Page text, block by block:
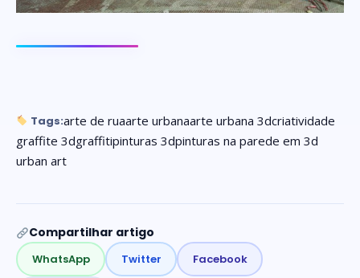
Tags:arte de ruaarte urbanaarte urbana 3dcriatividade
graffite 3dgraffitipinturas 3dpinturas na parede em 3d
urban art
Compartilhar artigo
WhatsApp Twitter Facebook